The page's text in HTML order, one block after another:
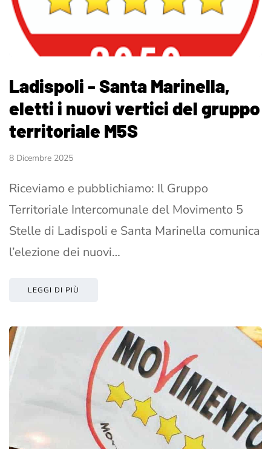
Ladispoli - Santa Marinella,
eletti i nuovi vertici del gruppo
territoriale M5S
8 Dicembre 2025
Riceviamo e pubblichiamo: Il Gruppo
Territoriale Intercomunale del Movimento 5
Stelle di Ladispoli e Santa Marinella comunica
l’elezione dei nuovi…
LEGGI DI PIÙ